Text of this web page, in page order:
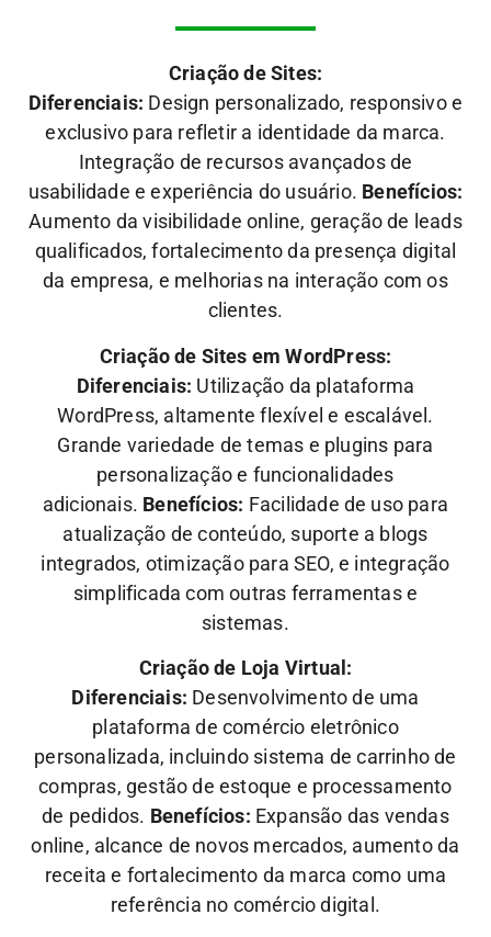
Criação de Sites:
Diferenciais: Design personalizado, responsivo e
exclusivo para refletir a identidade da marca.
Integração de recursos avançados de
usabilidade e experiência do usuário. Benefícios:
Aumento da visibilidade online, geração de leads
qualificados, fortalecimento da presença digital
da empresa, e melhorias na interação com os
clientes.
Criação de Sites em WordPress:
Diferenciais: Utilização da plataforma
WordPress, altamente flexível e escalável.
Grande variedade de temas e plugins para
personalização e funcionalidades
adicionais. Benefícios: Facilidade de uso para
atualização de conteúdo, suporte a blogs
integrados, otimização para SEO, e integração
simplificada com outras ferramentas e
sistemas.
Criação de Loja Virtual:
Diferenciais: Desenvolvimento de uma
plataforma de comércio eletrônico
personalizada, incluindo sistema de carrinho de
compras, gestão de estoque e processamento
de pedidos. Benefícios: Expansão das vendas
online, alcance de novos mercados, aumento da
receita e fortalecimento da marca como uma
referência no comércio digital.